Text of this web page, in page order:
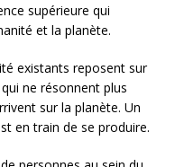
supérieure qui
et la planète.
existants reposent sur
ne résonnent plus
sur la planète. Un
en train de se produire.